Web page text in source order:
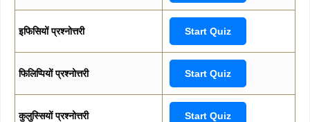
इफिसियों प्रश्नोत्तरी Start Quiz
फिलिप्पियों प्रश्नोत्तरी Start Quiz
कुलुस्सियों प्रश्नोत्तरी Start Quiz